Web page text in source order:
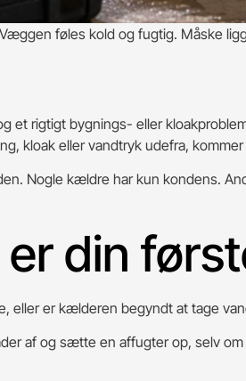
føles kold og fugtig. Måske
et rigtigt bygnings- eller
kloak eller vandtryk udefra,
Nogle kældre har kun kondens.
din
eller er kælderen begyndt at tage
af og sætte en affugter op, selv